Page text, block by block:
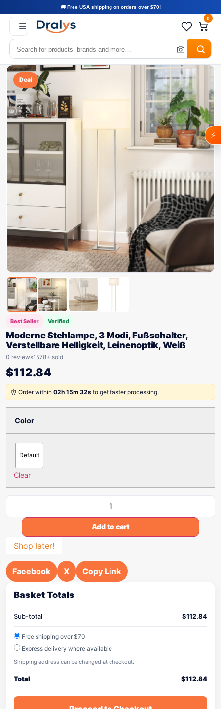
🚚 Free USA shipping on orders over $70!
0
Deal
Best Seller Verified
Moderne Stehlampe, 3 Modi, Fußschalter,
Verstellbare Helligkeit, Leinenoptik, Weiß
0 reviews1578+ sold
$112.84
⏰ Order within 02h 15m 32s to get faster processing.
Color
Default
Clear
Add to cart
Shop later!
Facebook X Copy Link
Basket Totals
Sub-total $112.84
Free shipping over $70
Express delivery where available
Shipping address can be changed at checkout.
Total $112.84
⚡